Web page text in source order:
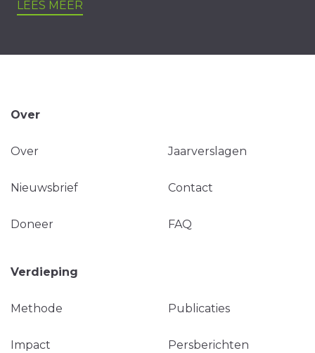
LEES MEER
Over
Over Jaarverslagen
Nieuwsbrief Contact
Doneer FAQ
Verdieping
Methode Publicaties
Impact Persberichten